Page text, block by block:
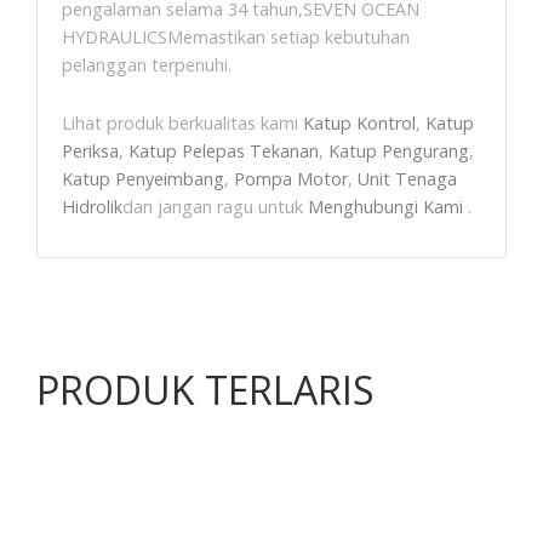
pengalaman selama 34 tahun,SEVEN OCEAN
HYDRAULICSMemastikan setiap kebutuhan
pelanggan terpenuhi.
Lihat produk berkualitas kami Katup Kontrol, Katup
Periksa, Katup Pelepas Tekanan, Katup Pengurang,
Katup Penyeimbang, Pompa Motor, Unit Tenaga
Hidrolikdan jangan ragu untuk Menghubungi Kami .
PRODUK TERLARIS